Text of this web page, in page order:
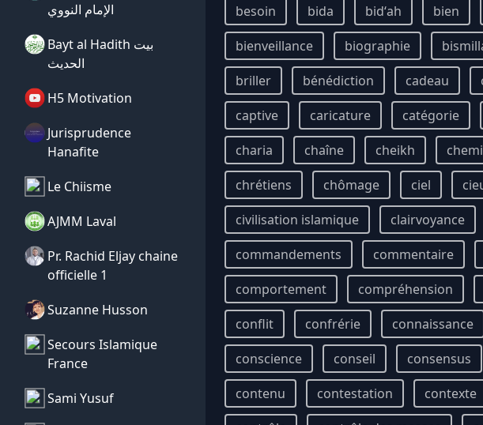
الإمام النووي
Bayt al Hadith بيت
الحديث
H5 Motivation
Jurisprudence
Hanafite
Le Chiisme
AJMM Laval
Pr. Rachid Eljay chaine
officielle 1
Suzanne Husson
Secours Islamique
France
Sami Yusuf
besoin
bida bidʻah bien
bienveillance
biographie
briller
bénédiction cadeau
captive
caricature catégorie
charia
chaîne cheikh
chrétiens
chômage ciel
civilisation islamique
clairvoyance
commandements
commentaire
comportement
compréhension
conflit
confrérie connaissance
conscience
conseil consensus
contenu
contestation contexte